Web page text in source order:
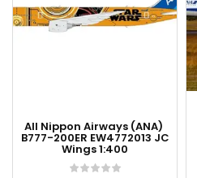
All Nippon Airways (ANA)
B777-200ER EW4772013 JC
Wings 1:400